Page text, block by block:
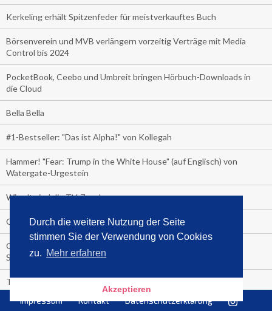
Durch die weitere Nutzung der Seite
stimmen Sie der Verwendung von Cookies
zu. Mehr erfahren
Akzeptieren
Kerkeling erhält Spitzenfeder für meistverkauftes Buch
Börsenverein und MVB verlängern vorzeitig Verträge mit Media
Control bis 2024
PocketBook, Ceebo und Umbreit bringen Hörbuch-Downloads in
die Cloud
Bella Bella
#1-Bestseller: "Das ist Alpha!" von Kollegah
Hammer! "Fear: Trump in the White House" (auf Englisch) von
Watergate-Urgestein
Wie alt sind die TV-Zuschauer
Geisterfahrer auf Überholspur
Gegen Einsamkeit: Single-Haushalte schauen täglich fast 6
Stunden TV
TV-Quote:
Italienisches Kochbuch schießt auf Nummer 1 in Deutschland,
Impressum Kontakt Datenschutzerklärung